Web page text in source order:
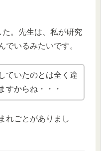
。先生は、私が研究
でいるみたいです。
ていたのとは全く違
すからね・・・
れごとがありまし